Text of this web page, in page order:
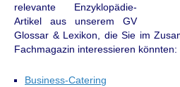
relevante Enzyklopädie-
Artikel aus unserem GV
Glossar & Lexikon, die Sie im
Fachmagazin interessieren könnten:
Business-Catering